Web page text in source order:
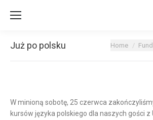
Już po polsku You are here:
Home
W minioną sobotę, 25 czerwca
kursów języka polskiego dla naszych gości z